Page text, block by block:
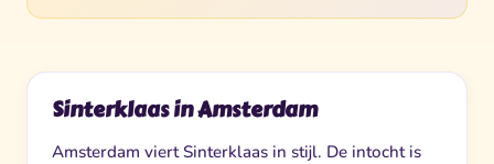
Sinterklaas in Amsterdam
Amsterdam viert Sinterklaas in stijl. De intocht is